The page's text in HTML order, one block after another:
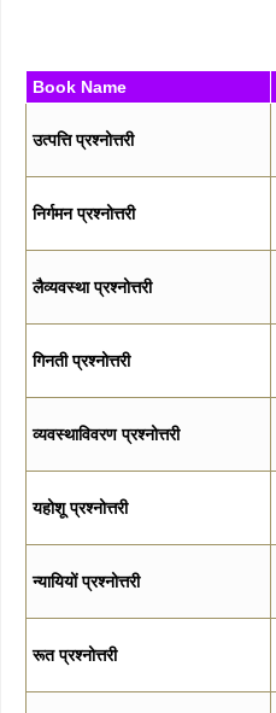
Book Name
उत्पत्ति प्रश्नोत्तरी
निर्गमन प्रश्नोत्तरी
लैव्यवस्था प्रश्नोत्तरी
गिनती प्रश्नोत्तरी
व्यवस्थाविवरण प्रश्नोत्तरी
यहोशू प्रश्नोत्तरी
न्यायियों प्रश्नोत्तरी
रूत प्रश्नोत्तरी